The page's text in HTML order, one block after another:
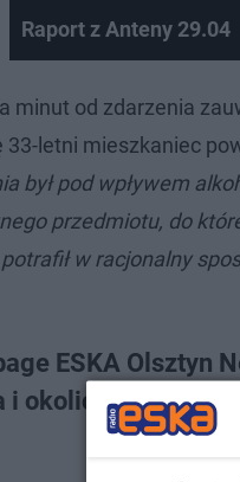
Raport z Anteny 29.04
minut od zdarzenia
33-letni mieszkaniec
był pod wpływem
przedmiotu, do
w racjonalny
ESKA Olsztyn
i okolicy